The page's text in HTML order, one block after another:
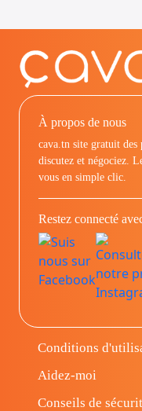
À propos de nous
cava.tn site gratuit des
discutez et négociez.
vous en simple clic.
Restez connecté
Conditions
Aidez-moi
Conseils de